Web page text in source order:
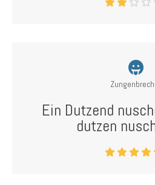
Ein Dutzend
dutzen